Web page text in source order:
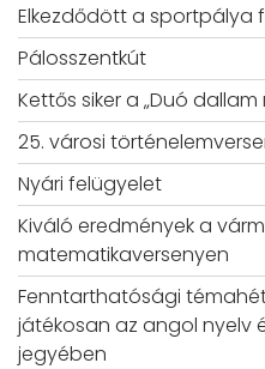
Elkezdődött a sportpálya
Pálosszentkút
Kettős siker a „Duó
25. városi
Nyári felügyelet
Kiváló eredmények a
matematikaversenyen
Fenntarthatósági
játékosan az angol nyelv
jegyében